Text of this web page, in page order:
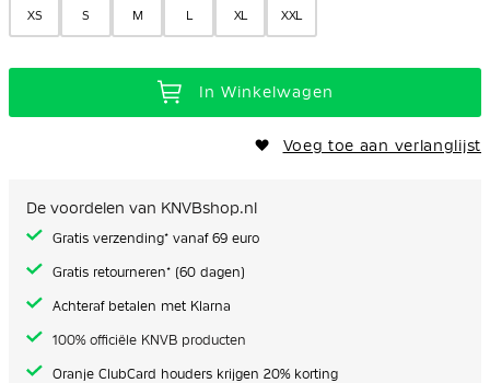
gallerij
XS S M L XL XXL
In Winkelwagen
Voeg toe aan verlanglijst
De voordelen van KNVBshop.nl
Gratis verzending* vanaf 69 euro
Gratis retourneren* (60 dagen)
Achteraf betalen met Klarna
100% officiële KNVB producten
Oranje ClubCard houders krijgen 20% korting